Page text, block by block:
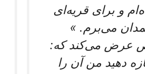
و براى قريه‏‌اى
می‌‏برم. »
عرض می‌‏كند كه:
دهيد من آن را